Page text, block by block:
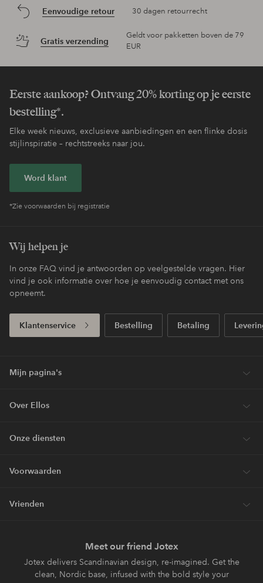
Eenvoudige retour 30 dagen retourrecht
Gratis verzending
Geldt voor pakketten boven de 79
EUR
Eerste aankoop? Ontvang 20% korting op je eerste
bestelling*.
Elke week nieuws, exclusieve aanbiedingen en een flinke dosis
stijlinspiratie – rechtstreeks naar jou.
Word klant
*Zie voorwaarden bij registratie
Wij helpen je
In onze FAQ vind je antwoorden op veelgestelde vragen. Hier
vind je ook informatie over hoe je eenvoudig contact met ons
opneemt.
Klantenservice Bestelling Betaling
Mijn pagina's
Over Ellos
Onze diensten
Voorwaarden
Vrienden
Meet our friend Jotex
Jotex delivers Scandinavian design, re-imagined. Get the
clean, Nordic base, infused with the bold style your